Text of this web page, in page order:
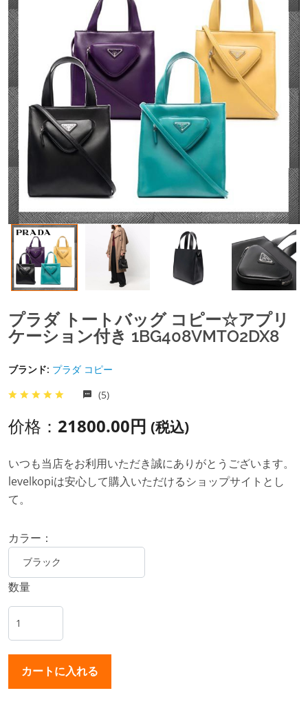
プラダ トートバッグ コピー☆アプリ
ケーション付き 1BG408VMTO2DX8
ブランド: プラダ コピー
(5)
价格： 21800.00円 (税込)
いつも当店をお利用いただき誠にありがとうございます。
levelkopiは安心して購入いただけるショップサイトとし
て。
カラー：
数量